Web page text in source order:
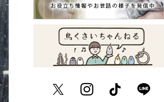
TwitterInstagramTikTok